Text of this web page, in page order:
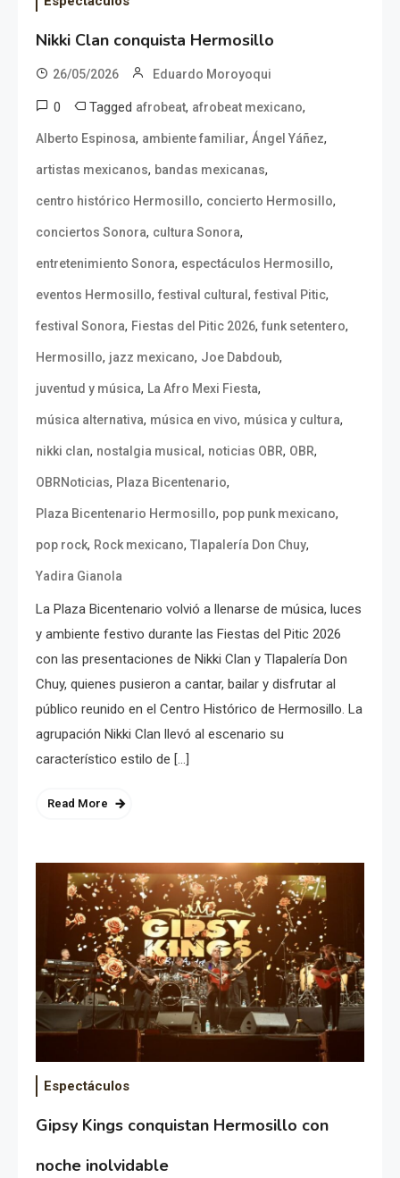
Nikki Clan conquista Hermosillo
26/05/2026 Eduardo Moroyoqui
0 Tagged afrobeat, afrobeat mexicano,
Alberto Espinosa, ambiente familiar, Ángel Yáñez,
artistas mexicanos, bandas mexicanas,
centro histórico Hermosillo, concierto Hermosillo,
conciertos Sonora, cultura Sonora,
entretenimiento Sonora, espectáculos Hermosillo,
eventos Hermosillo, festival cultural , festival Pitic,
festival Sonora, Fiestas del Pitic 2026, funk setentero,
Hermosillo, jazz mexicano, Joe Dabdoub,
juventud y música, La Afro Mexi Fiesta,
música alternativa, música en vivo, música y cultura,
nikki clan, nostalgia musical , noticias OBR, OBR,
OBRNoticias, Plaza Bicentenario,
Plaza Bicentenario Hermosillo, pop punk mexicano,
pop rock, Rock mexicano, Tlapalería Don Chuy,
Yadira Gianola
La Plaza Bicentenario volvió a llenarse de música, luces
y ambiente festivo durante las Fiestas del Pitic 2026
con las presentaciones de Nikki Clan y Tlapalería Don
Chuy, quienes pusieron a cantar, bailar y disfrutar al
público reunido en el Centro Histórico de Hermosillo. La
agrupación Nikki Clan llevó al escenario su
característico estilo de […]
Read More
Espectáculos
Gipsy Kings conquistan Hermosillo con
noche inolvidable